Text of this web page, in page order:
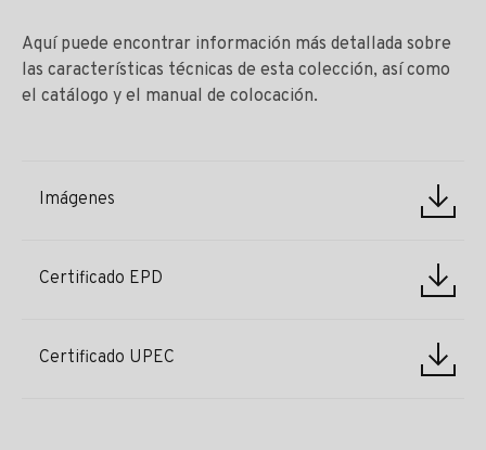
Aquí puede encontrar información más detallada sobre
las características técnicas de esta colección, así como
el catálogo y el manual de colocación.
Imágenes
Certificado EPD
Certificado UPEC